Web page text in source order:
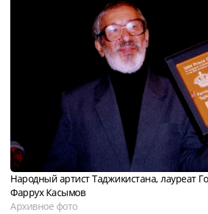
Народный артист Таджикистана, лауреат
Фаррух Касымов
Архивное фото